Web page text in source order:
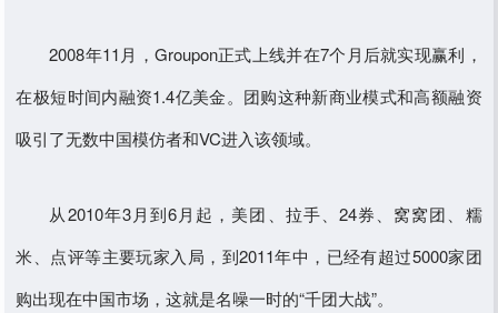
2008年11月，Groupon正式上线并在7个月后就实现赢利，
在极短时间内融资1.4亿美金。团购这种新商业模式和高额融资
吸引了无数中国模仿者和VC进入该领域。
从2010年3月到6月起，美团、拉手、24券、窝窝团、糯
米、点评等主要玩家入局，到2011年中，已经有超过5000家团
购出现在中国市场，这就是名噪一时的“千团大战”。